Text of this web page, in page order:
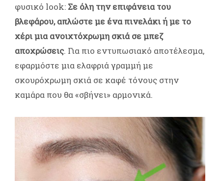
φυσικό look: Σε όλη την επιφάνεια του
βλεφάρου, απλώστε με ένα πινελάκι ή με το
χέρι μια ανοιχτόχρωμη σκιά σε μπεζ
αποχρώσεις. Για πιο εντυπωσιακό αποτέλεσμα,
εφαρμόστε μια ελαφριά γραμμή με
σκουρόχρωμη σκιά σε καφέ τόνους στην
καμάρα που θα «σβήνει» αρμονικά.